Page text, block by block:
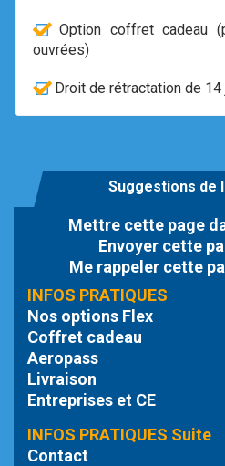
Option coffret cadeau
ouvrées)
Droit de rétractation de 14
Suggestions
Mettre cette page
Envoyer cette
Me rappeler cette
INFOS PRATIQUES
Nos options Flex
Coffret cadeau
Aeropass
Livraison
Entreprises et CE
INFOS PRATIQUES Suite
Contact